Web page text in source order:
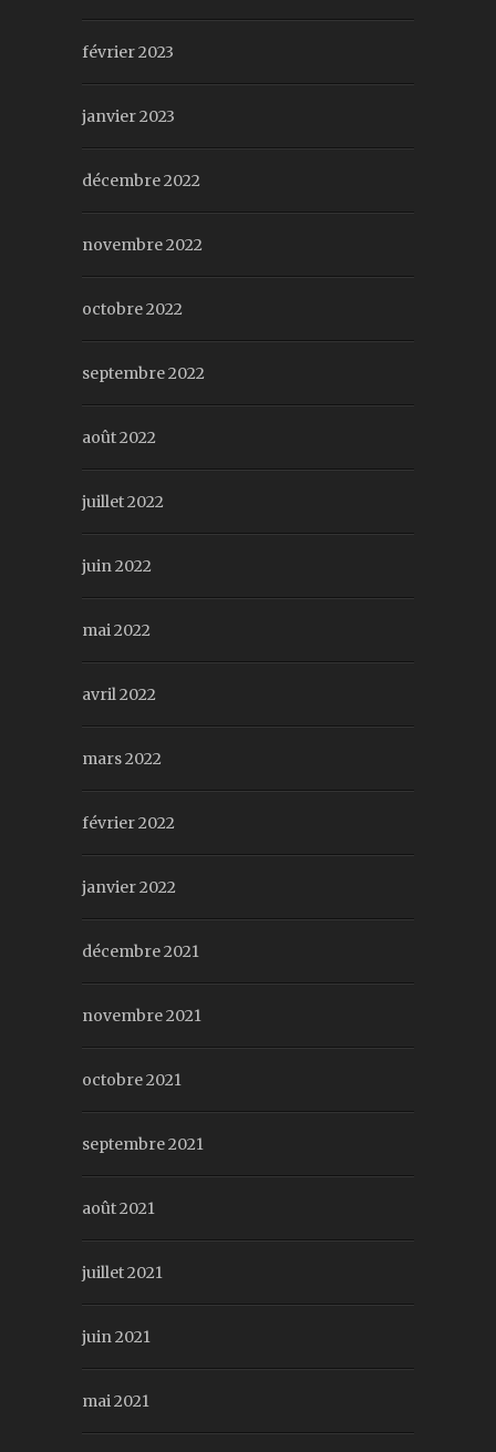
février 2023
janvier 2023
décembre 2022
novembre 2022
octobre 2022
septembre 2022
août 2022
juillet 2022
juin 2022
mai 2022
avril 2022
mars 2022
février 2022
janvier 2022
décembre 2021
novembre 2021
octobre 2021
septembre 2021
août 2021
juillet 2021
juin 2021
mai 2021